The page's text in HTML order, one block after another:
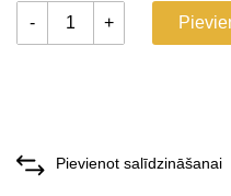
- +
Pievienot salīdzināšanai